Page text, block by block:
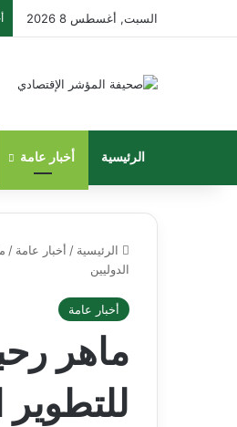
السبت, أغسطس 8 2026
الرئيسية أخبار عامة
الرئيسية / أخبار عامة /
الدوليين
أخبار عامة
ماهر